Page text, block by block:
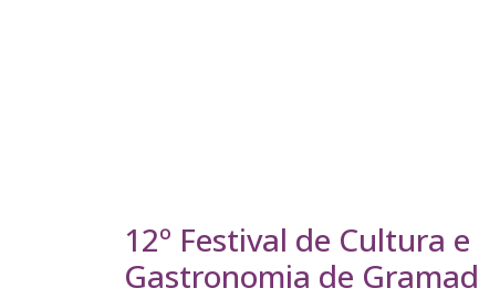
12º Festival de Cultura e
Gastronomia de